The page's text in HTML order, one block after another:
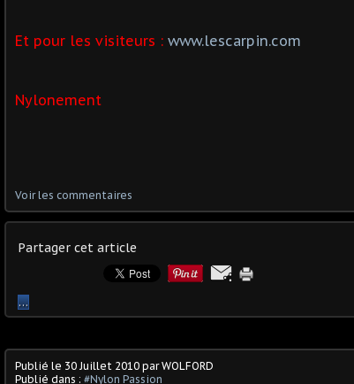
Et pour les visiteurs : www.lescarpin.com
Nylonement
Voir les commentaires
Partager cet article
…
Publié le 30 Juillet 2010 par WOLFORD
Publié dans : #Nylon Passion